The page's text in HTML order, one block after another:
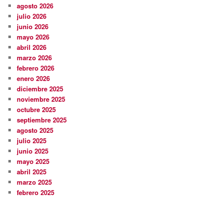
agosto 2026
julio 2026
junio 2026
mayo 2026
abril 2026
marzo 2026
febrero 2026
enero 2026
diciembre 2025
noviembre 2025
octubre 2025
septiembre 2025
agosto 2025
julio 2025
junio 2025
mayo 2025
abril 2025
marzo 2025
febrero 2025